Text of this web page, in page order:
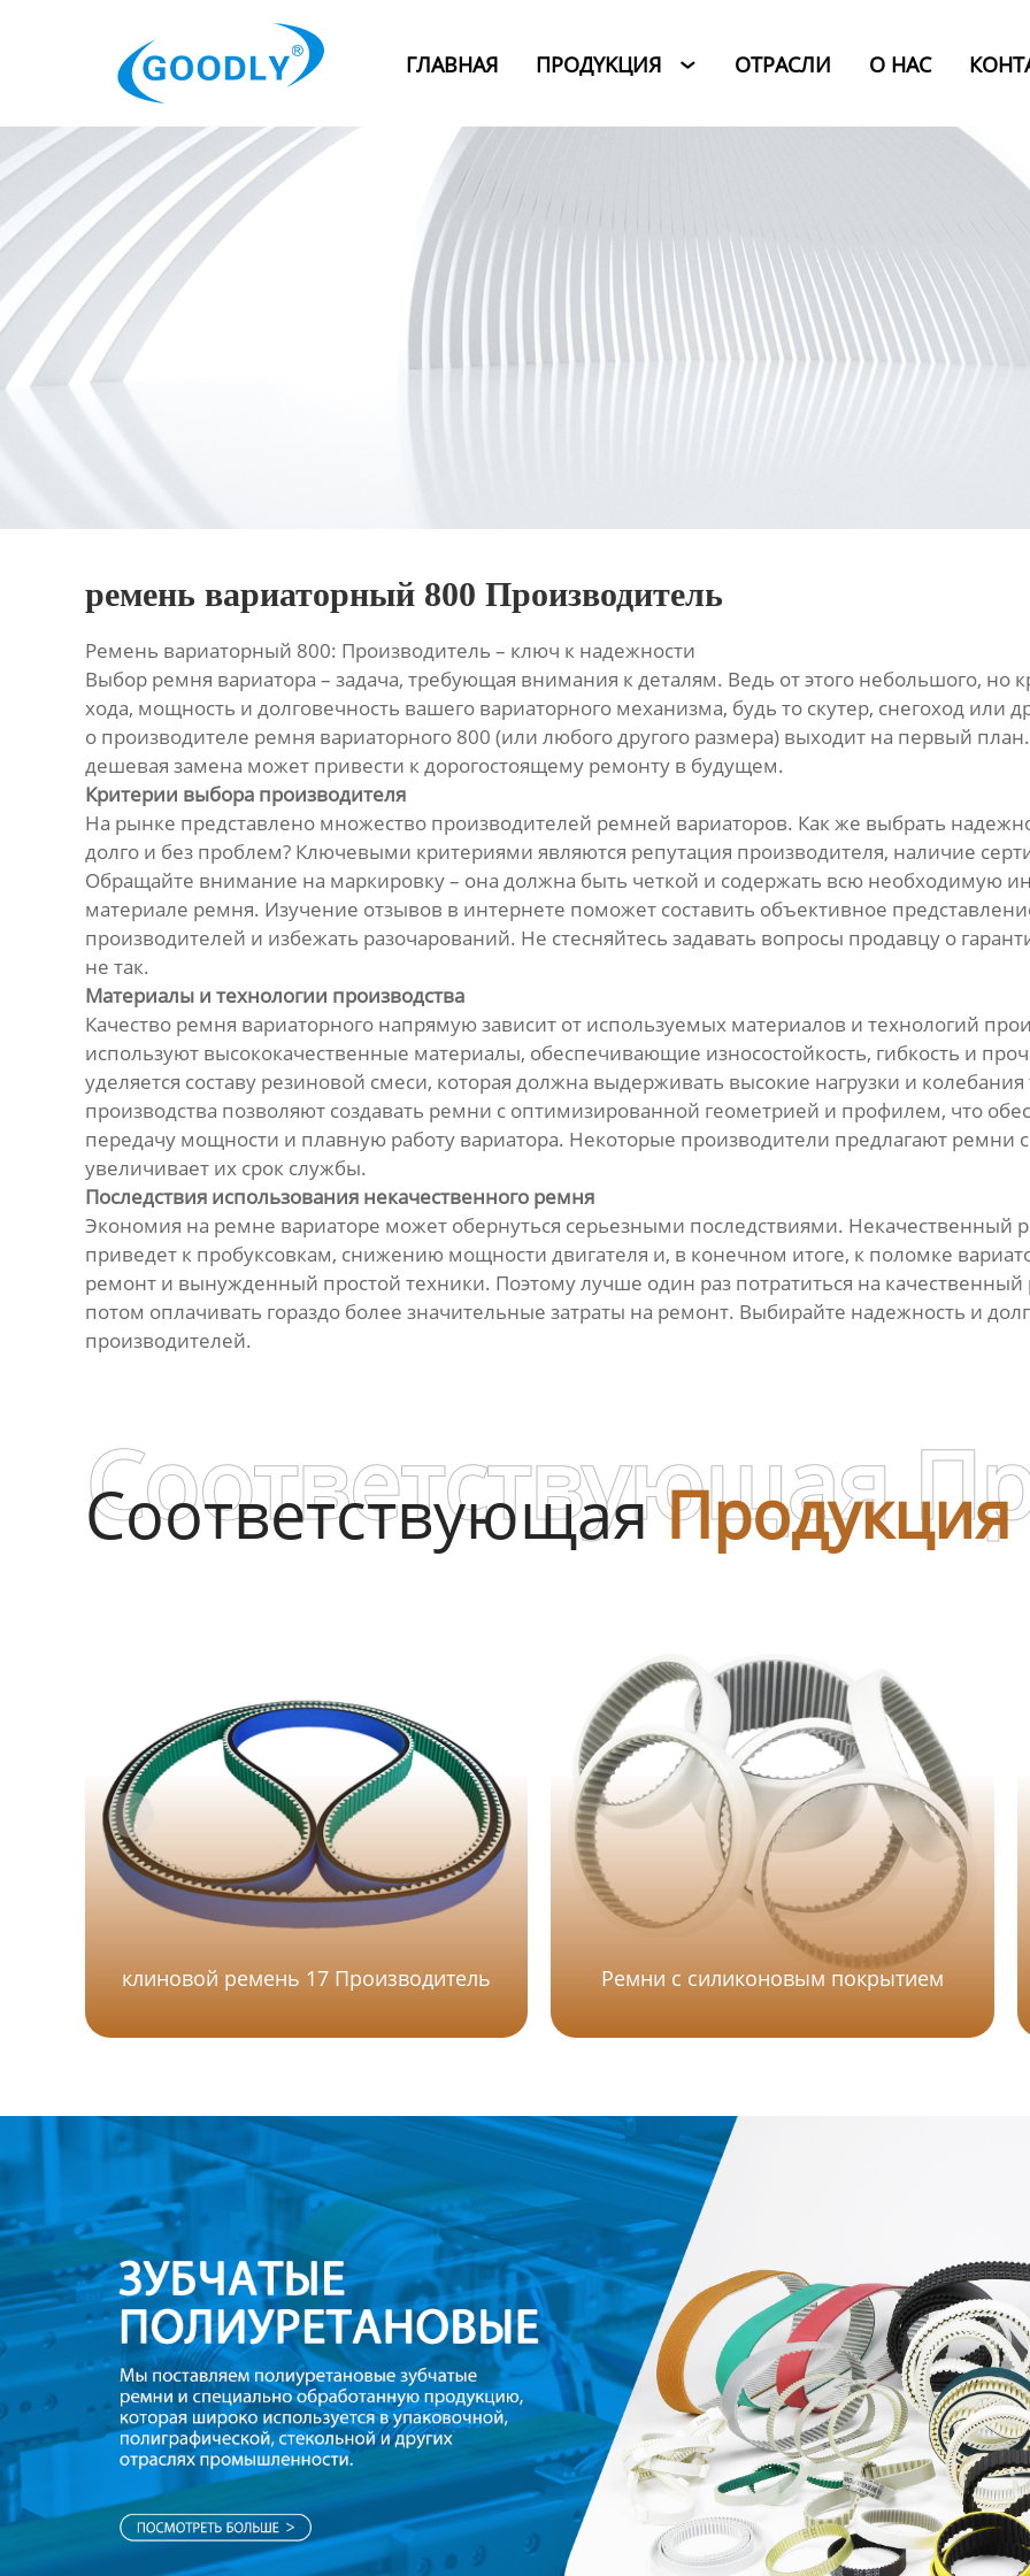
ГЛАВНАЯ ПРОДYKЦИЯ  ОТРАСЛИ O HAC
ОТРАСЛИ
Категория
Новости
Контакты
ремень вариаторный 800 Производитель
Ремень вариаторный 800: Производитель – ключ к надежности
Выбор ремня вариатора – задача, требующая внимания к деталям. Ведь от этого небольшого, но
хода, мощность и долговечность вашего вариаторного механизма, будь то скутер, снегоход или
о производителе ремня вариаторного 800 (или любого другого размера) выходит на первый
дешевая замена может привести к дорогостоящему ремонту в будущем.
Критерии выбора производителя
На рынке представлено множество производителей ремней вариаторов. Как же выбрать
долго и без проблем? Ключевыми критериями являются репутация производителя, наличие
Обращайте внимание на маркировку – она должна быть четкой и содержать всю необходимую
материале ремня. Изучение отзывов в интернете поможет составить объективное
производителей и избежать разочарований. Не стесняйтесь задавать вопросы продавцу о
не так.
Материалы и технологии производства
Качество ремня вариаторного напрямую зависит от используемых материалов и технологий
используют высококачественные материалы, обеспечивающие износостойкость, гибкость и
уделяется составу резиновой смеси, которая должна выдерживать высокие нагрузки и
производства позволяют создавать ремни с оптимизированной геометрией и профилем, что
передачу мощности и плавную работу вариатора. Некоторые производители предлагают ремни
увеличивает их срок службы.
Последствия использования некачественного ремня
Экономия на ремне вариаторе может обернуться серьезными последствиями. Некачественный
приведет к пробуксовкам, снижению мощности двигателя и, в конечном итоге, к поломке
ремонт и вынужденный простой техники. Поэтому лучше один раз потратиться на
потом оплачивать гораздо более значительные затраты на ремонт. Выбирайте надежность и
производителей.
СоответствующаяПродукция
Соответствующая
клиновой ремень 17 Производитель Ремни с силиконовым покрытием